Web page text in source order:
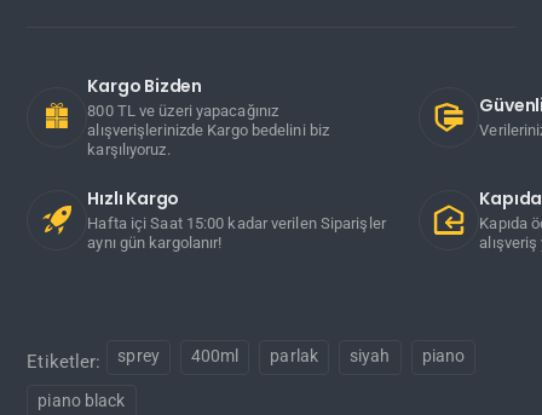
Kargo Bizden
800 TL ve üzeri yapacağınız
alışverişlerinizde Kargo bedelini biz
karşılıyoruz.
Hızlı Kargo
Hafta içi Saat 15:00 kadar verilen Siparişler
aynı gün kargolanır!
Kapıda
Etiketler: sprey 400ml parlak siyah piano
piano black